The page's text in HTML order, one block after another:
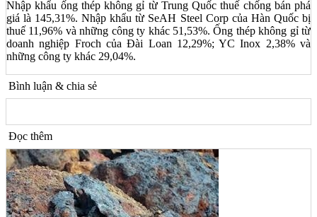
Nhập khẩu ống thép không gỉ từ Trung Quốc thuế chống bán phá
giá là 145,31%. Nhập khẩu từ SeAH Steel Corp của Hàn Quốc bị
thuế 11,96% và những công ty khác 51,53%. Ống thép không gỉ từ
doanh nghiệp Froch của Đài Loan 12,29%; YC Inox 2,38% và
những công ty khác 29,04%.
Bình luận & chia sẻ
Đọc thêm